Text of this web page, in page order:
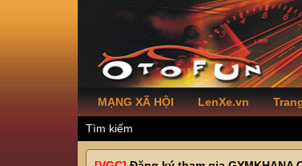
MẠNG XÃ HỘI LenXe.vn
Tìm kiếm